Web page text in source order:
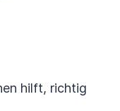
hilft, richtig